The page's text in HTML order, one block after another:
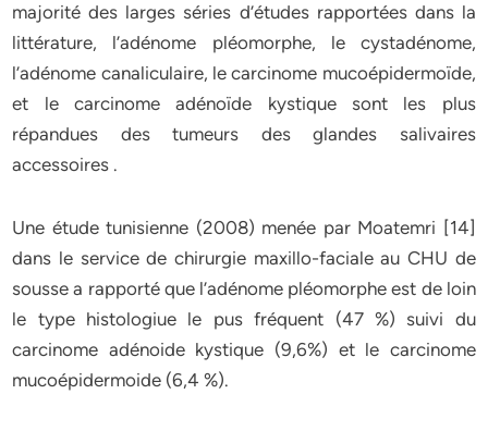
majorité des larges séries d’études rapportées dans la
littérature, l’adénome pléomorphe, le cystadénome,
l’adénome canaliculaire, le carcinome mucoépidermoïde,
et le carcinome adénoïde kystique sont les plus
répandues des tumeurs des glandes salivaires
accessoires .
Une étude tunisienne (2008) menée par Moatemri [14]
dans le service de chirurgie maxillo-faciale au CHU de
sousse a rapporté que l’adénome pléomorphe est de loin
le type histologiue le pus fréquent (47 %) suivi du
carcinome adénoide kystique (9,6%) et le carcinome
mucoépidermoide (6,4 %).